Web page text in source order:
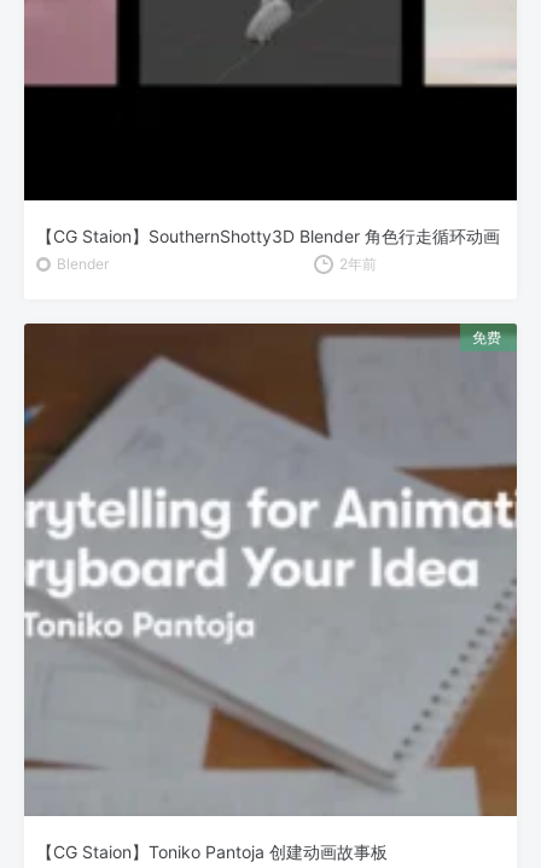
【CG Staion】SouthernShotty3D Blender 角色行走循环动画
Blender 2年前
【CG Staion】Toniko Pantoja 创建动画故事板